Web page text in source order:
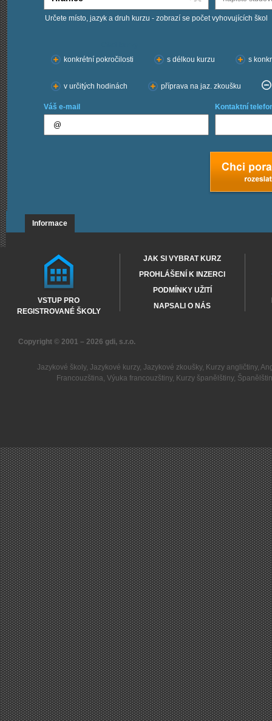
Určete místo, jazyk a druh kurzu - zobrazí se počet vyhovujících škol
konkrétní pokročilosti
s délkou kurzu s
v určitých hodinách příprava na jaz. zkoušku
Váš e-mail Kontaktní
Informace
VSTUP PRO
REGISTROVANÉ ŠKOLY
JAK SI VYBRAT KURZ
PROHLÁŠENÍ K INZERCI
PODMÍNKY UŽITÍ
NAPSALI O NÁS
Copyright © 2001 – 2026 gdi, s.r.o.
Jazykové školy, Jazykové kurzy, Jazykové zkoušky, Kurzy angličtiny,
Francouzština,Výuka francouzštiny, Kurzy španělštiny,